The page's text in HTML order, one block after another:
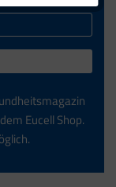
Eucell Shop.